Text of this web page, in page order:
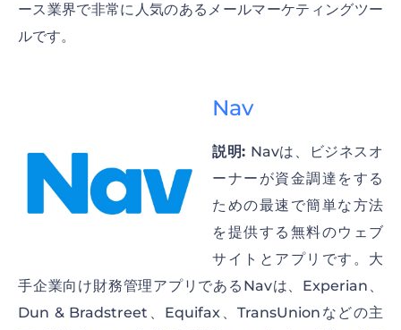
ース業界で非常に人気のあるメールマーケティングツー
ルです。
Nav
説明: Navは、ビジネスオ
ーナーが資金調達をする
ための最速で簡単な方法
を提供する無料のウェブ
サイトとアプリです。大
手企業向け財務管理アプリであるNavは、Experian、
Dun & Bradstreet、Equifax、TransUnionなどの主